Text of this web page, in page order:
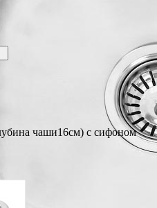
чаши16см) с сифоном